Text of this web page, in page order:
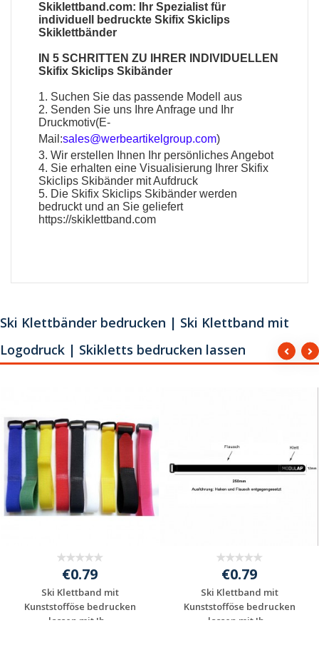
Skiklettband.com: Ihr Spezialist für
individuell bedruckte Skifix Skiclips
Skiklettbänder
IN 5 SCHRITTEN ZU IHRER INDIVIDUELLEN
Skifix Skiclips Skibänder
1. Suchen Sie das passende Modell aus
2. Senden Sie uns Ihre Anfrage und Ihr
Druckmotiv(E-
Mail:sales@werbeartikelgroup.com)
3. Wir erstellen Ihnen Ihr persönliches Angebot
4. Sie erhalten eine Visualisierung Ihrer Skifix
Skiclips Skibänder mit Aufdruck
5. Die Skifix Skiclips Skibänder werden
bedruckt und an Sie geliefert
https://skiklettband.com
Ski Klettbänder bedrucken | Ski Klettband mit
Logodruck | Skikletts bedrucken lassen
€0.79
Ski Klettband mit
Kunststofföse bedrucken
lassen mit Ih...
€0.79
Ski Klettband mit
Kunststofföse bedrucken
lassen mit Ih...